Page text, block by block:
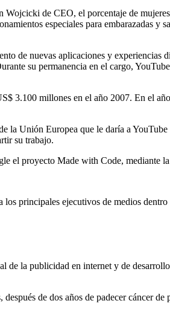
de CEO, el porcentaje de
especiales para embarazadas y
de nuevas aplicaciones y experiencias
su permanencia en el cargo,
3.100 millones en el año 2007. En el
Unión Europea que le daría a
su trabajo.
el proyecto Made with Code, mediante
principales ejecutivos de medios
la publicidad en internet y de
de dos años de padecer cáncer de